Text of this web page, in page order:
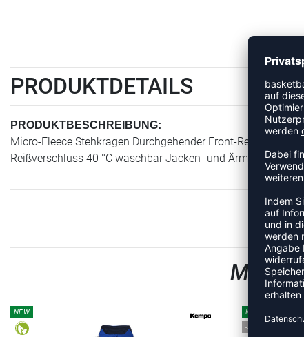
PRODUKTDETAILS
PRODUKTBESCHREIBUNG:
Micro-Fleece Stehkragen Durchgehender Front-
Reißverschluss 40 °C waschbar Jacken- und
MEHR
NEW
NEW
-35%